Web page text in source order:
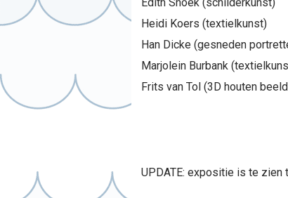
Heidi Koers (textielkunst)
Han Dicke (gesneden
Marjolein Burbank
Frits van Tol (3D houten
UPDATE: expositie is te zien